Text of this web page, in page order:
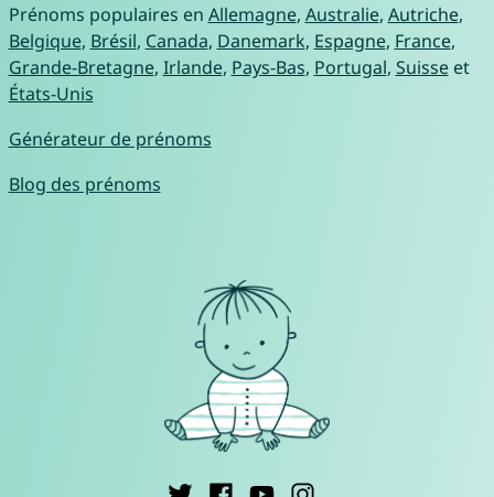
Prénoms populaires en Allemagne, Australie, Autriche,
Belgique, Brésil, Canada, Danemark, Espagne, France,
Grande-Bretagne, Irlande, Pays-Bas, Portugal, Suisseet
États-Unis
Générateur de prénoms
Blog des prénoms